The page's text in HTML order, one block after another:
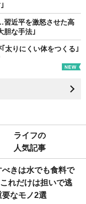
習近平を激怒させた高
胆な手法｣
太りにくい体をつくる｣
ライフの
人気記事
きは水でも食料で
れだけは担いで逃
なモノ2選